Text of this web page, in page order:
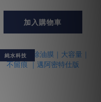
加入購物車
純水科技